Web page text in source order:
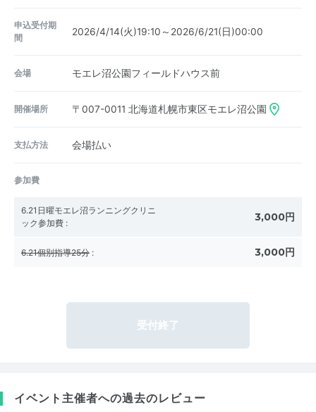
申込受付期
間
2026/4/14(火)19:10～2026/6/21(日)00:00
会場 モエレ沼公園フィールドハウス前
開催場所 〒007-0011 北海道札幌市東区モエレ沼公園
支払方法 会場払い
参加費
6.21日曜モエレ沼ランニングクリニ
ック参加費 : 3,000円
6.21個別指導25分 : 3,000円
受付終了
イベント主催者への過去のレビュー